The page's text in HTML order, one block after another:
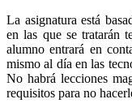
La asignatura está
en las que se tratarán
alumno entrará en
mismo al día en las
No habrá lecciones
requisitos para no